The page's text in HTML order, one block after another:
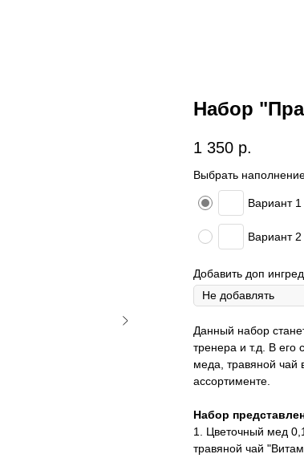
Набор
1 350 р.
Выбрать
Вариант 1
Вариант 2
Добавить доп
Данный набор
тренера и т.д. В его
меда, травяной чай
ассортименте.
Набор
1. Цветочный мед
травяной чай